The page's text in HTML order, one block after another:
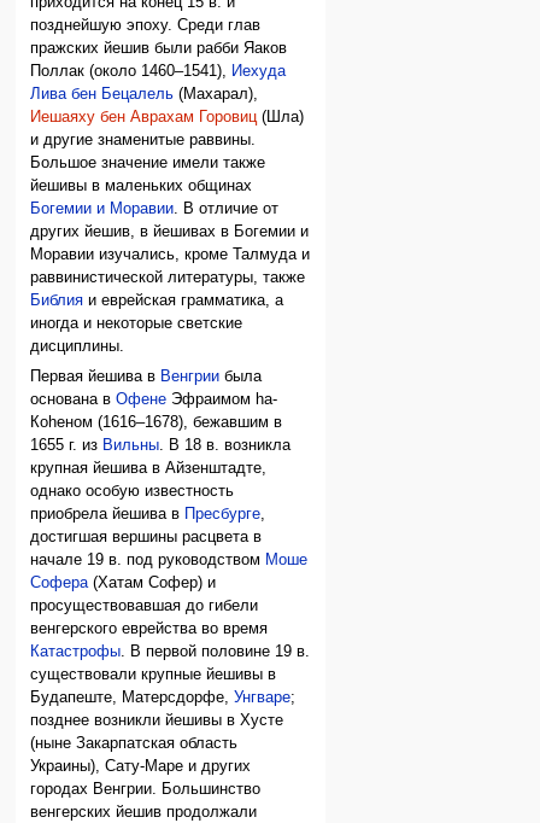
позднейшую эпоху. Среди глав
пражских йешив были рабби Яаков
Поллак (около 1460–1541), Иехуда
Лива бен Бецалель (Махарал),
Иешаяху бен Аврахам Горовиц(Шла)
и другие знаменитые раввины.
Большое значение имели также
йешивы в маленьких общинах
Богемии и Моравии. В отличие от
других йешив, в йешивах в Богемии и
Моравии изучались, кроме Талмуда и
раввинистической литературы, также
Библия и еврейская грамматика, а
иногда и некоторые светские
дисциплины.
Первая йешива в Венгрии была
основана вОфене Эфраимом hа-
Коhеном (1616–1678), бежавшим в
1655 г. из Вильны. В 18 в. возникла
крупная йешива в Айзенштадте,
однако особую известность
приобрела йешива в
Пресбурге,
достигшая вершины расцвета в
начале 19 в. под руководством Моше
Софера(Хатам Софер) и
просуществовавшая до гибели
венгерского еврейства во время
Катастрофы. В первой половине 19 в.
существовали крупные йешивы в
Будапеште, Матерсдорфе,Унгваре;
позднее возникли йешивы в Хусте
(ныне Закарпатская область
Украины), Сату-Маре и других
городах Венгрии. Большинство
венгерских йешив продолжали